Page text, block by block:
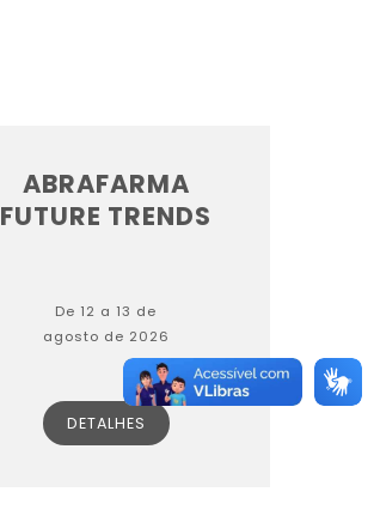
ABRAFARMA
FUTURE TRENDS
De 12 a 13 de
agosto de 2026
DETALHES